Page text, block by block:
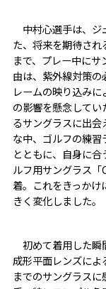
中村心選手は、ジ
た、将来を期待さ
まで、プレー中に
由は、紫外線対策
レームの映り込み
の影響を懸念して
るサングラスに出会
な中、ゴルフの練
とともに、自身に
ルフ用サングラス
着。これをきっか
きく変化しました。
初めて着用した瞬
成形平面レンズに
までのサングラス